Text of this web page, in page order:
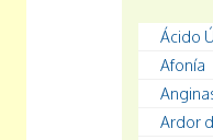
Ácido
Afonía
Ardor